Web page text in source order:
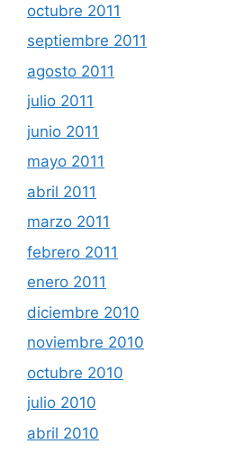
octubre 2011
septiembre 2011
agosto 2011
julio 2011
junio 2011
mayo 2011
abril 2011
marzo 2011
febrero 2011
enero 2011
diciembre 2010
noviembre 2010
octubre 2010
julio 2010
abril 2010